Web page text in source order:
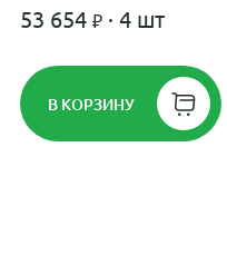
53 654 · 4 шт
В КОРЗИНУ